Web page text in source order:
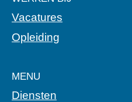
Vacatures
Opleiding
MENU
Diensten